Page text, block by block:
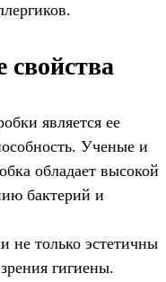
является ее
Ученые и
обладает высокой
бактерий и
не только эстетичны
гигиены.